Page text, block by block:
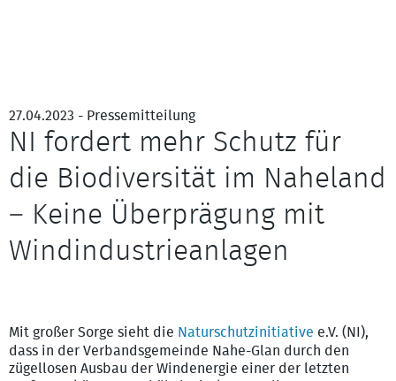
27.04.2023 - Pressemitteilung
NI fordert mehr Schutz für
die Biodiversität im Naheland
– Keine Überprägung mit
Windindustrieanlagen
Unverdorbenes Naheland (Blick Koppenstein Richtung Bad
Mit großer Sorge sieht die Naturschutzinitiative e.V. (NI),
dass in der Verbandsgemeinde Nahe-Glan durch den
zügellosen Ausbau der Windenergie einer der letzten